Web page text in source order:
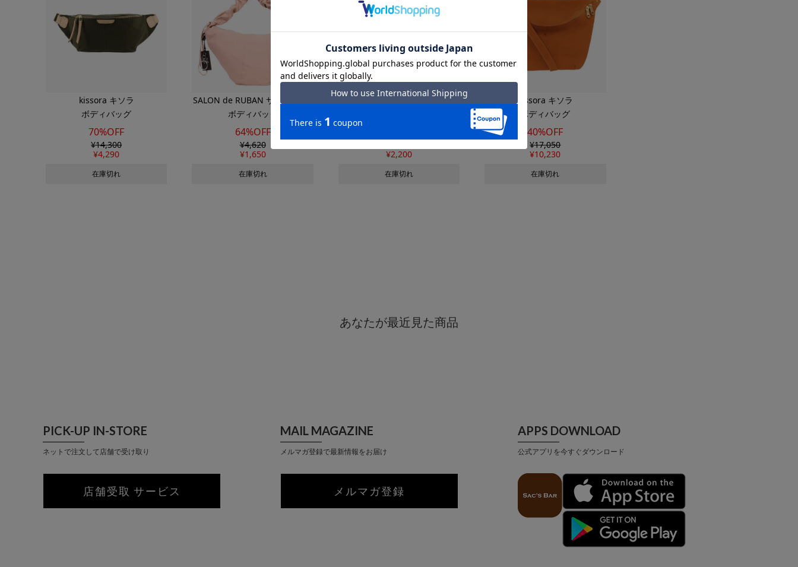
kissora キソラ
ボディバッグ
70%OFF
¥14,300
¥4,290
在庫切れ
SALON de RUBAN サロン ド ル
ヴァン
ボディバッグ
64%OFF
¥4,620
¥1,650
在庫切れ
SALON de RUBAN サロン ド ル
¥2,200
在庫切れ
kissora キソラ
ボディバッグ
40%OFF
¥17,050
¥10,230
在庫切れ
あなたが最近見た商品
PICK-UP IN-STORE
ネットで注文して店舗で受け取り
店舗受取 サービス
MAIL MAGAZINE
メルマガ登録で最新情報をお届け
メルマガ登録
APPS DOWNLOAD
公式アプリを今すぐダウンロード